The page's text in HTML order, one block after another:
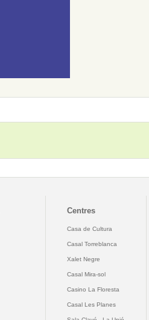
Centres
Casa de Cultura
Casal Torreblanca
Xalet Negre
Casal Mira-sol
Casino La Floresta
Casal Les Planes